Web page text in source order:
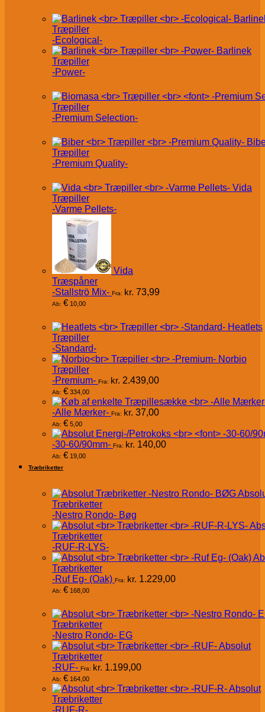
Træpiller
-Ecological-
Barlinek
Træpiller
-Power-
Træpiller
-Premium Selection-
Træpiller
-Premium Quality-
Vida
Træpiller
-Varme Pellets-
Vida
Træspåner
-Stallströ Mix- Fra: kr. 73,99
Ab: € 10,00
Heatlets
Træpiller
-Standard-
Norbio
Træpiller
-Premium- Fra: kr. 2.439,00
Ab: € 334,00
-Alle Mærker- Fra: kr. 37,00
Ab: € 5,00
-30-60/90mm- Fra: kr. 140,00
Ab: € 19,00
Træbriketter
Træbriketter
-Nestro Rondo- Bøg
Træbriketter
-RUF-R-LYS-
Træbriketter
-Ruf Eg- (Oak) Fra: kr. 1.229,00
Ab: € 168,00
Træbriketter
-Nestro Rondo- EG
Absolut
Træbriketter
-RUF- Fra: kr. 1.199,00
Ab: € 164,00
Absolut
Træbriketter
-RUF-R-